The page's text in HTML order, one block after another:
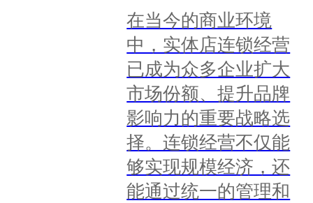
在当今的商业环境
中，实体店连锁经营
已成为众多企业扩大
市场份额、提升品牌
影响力的重要战略选
择。连锁经营不仅能
够实现规模经济，还
能通过统一的管理和